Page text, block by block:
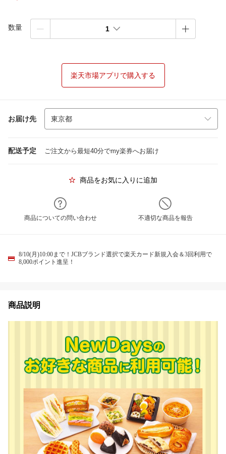
数量 1
楽天市場アプリで購入する
お届け先
配送予定 ご注文から最短40分でmy楽券へお届け
商品をお気に入りに追加
商品についての問い合わせ 不適切な商品を報告
8/10(月)10:00まで！JCBブランド選択で楽天カード新規入会＆3回利用で
8,000ポイント進呈！
商品説明